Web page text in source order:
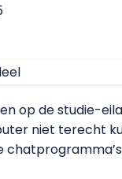
op de studie-
niet terecht